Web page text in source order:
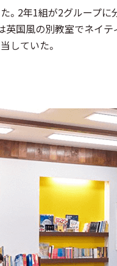
。2年1組が2グループに
英国風の別教室でネイ
していた。